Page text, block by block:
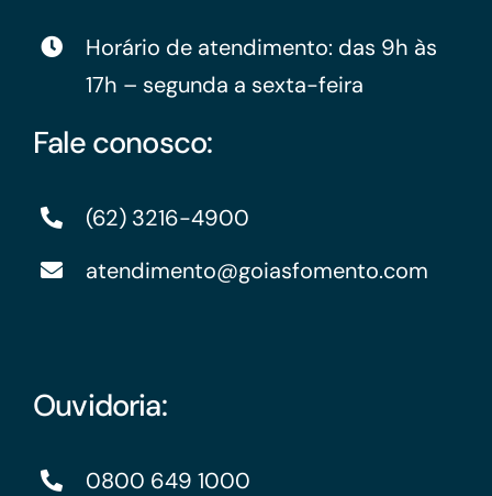
Horário de atendimento: das 9h às
17h – segunda a sexta-feira
Fale conosco:
(62) 3216-4900
atendimento@goiasfomento.com
Ouvidoria:
0800 649 1000